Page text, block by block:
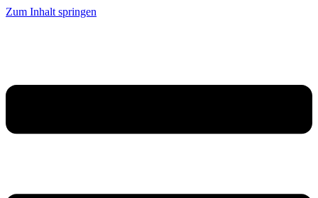
Zum Inhalt springen